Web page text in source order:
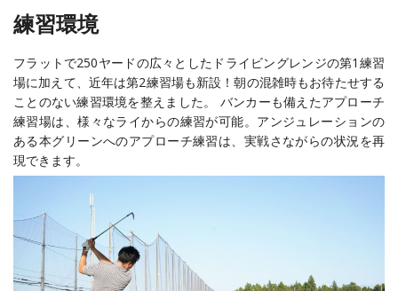
練習環境
フラットで250ヤードの広々としたドライビングレンジの第1練習
場に加えて、近年は第2練習場も新設！朝の混雑時もお待たせする
ことのない練習環境を整えました。 バンカーも備えたアプローチ
練習場は、様々なライからの練習が可能。アンジュレーションの
ある本グリーンへのアプローチ練習は、実戦さながらの状況を再
現できます。